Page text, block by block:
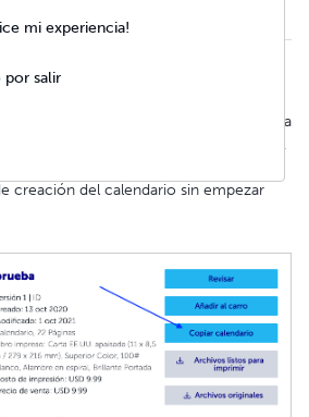
publicado en su cuenta, ahora
directamente a un nuevo proyecto.
al nuevo proyecto, y usted podrá
creación del calendario sin empezar
mi experiencia!
salir